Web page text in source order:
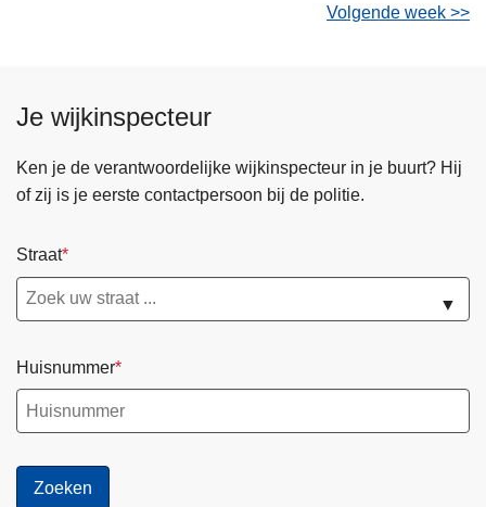
Volgende week >>
Je wijkinspecteur
Ken je de verantwoordelijke wijkinspecteur in je buurt? Hij
of zij is je eerste contactpersoon bij de politie.
Straat
▼
Huisnummer